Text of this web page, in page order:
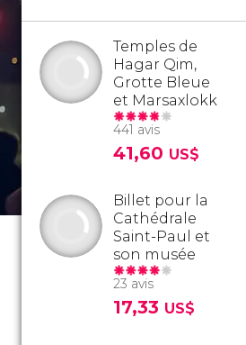
Temples de
Hagar Qim,
Grotte Bleue
et Marsaxlokk
441 avis
41,60 US$
Billet pour la
Cathédrale
Saint-Paul et
son musée
23 avis
17,33 US$